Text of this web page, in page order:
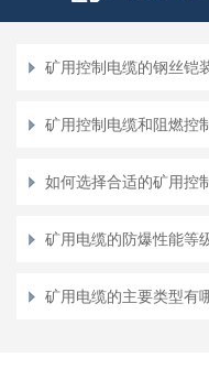
矿用控制电缆和阻燃控
如何选择合适的矿用控
矿用电缆的防爆性能等
矿用电缆的主要类型有